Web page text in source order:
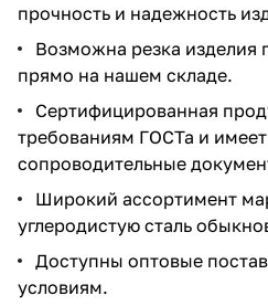
прочность и надежность
Возможна резка изделия
прямо на нашем складе.
Сертифицированная
требованиям ГОСТа и
сопроводительные
Широкий ассортимент
углеродистую сталь
Доступны оптовые
условиям.